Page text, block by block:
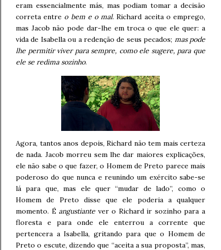
eram essencialmente más, mas podiam tomar a decisão
correta entre o bem e o mal. Richard aceita o emprego,
mas Jacob não pode dar-lhe em troca o que ele quer: a
vida de Isabella ou a redenção de seus pecados; mas pode
lhe permitir viver para sempre, como ele sugere, para que
ele se redima sozinho.
Agora, tantos anos depois, Richard não tem mais certeza
de nada. Jacob morreu sem lhe dar maiores explicações,
ele não sabe o que fazer, o Homem de Preto parece mais
poderoso do que nunca e reunindo um exército sabe-se
lá para que, mas ele quer “mudar de lado”, como o
Homem de Preto disse que ele poderia a qualquer
momento. Éangustiante ver o Richard ir sozinho para a
floresta e para onde ele enterrou a corrente que
pertencera a Isabella, gritando para que o Homem de
Preto o escute, dizendo que “aceita a sua proposta”, mas,